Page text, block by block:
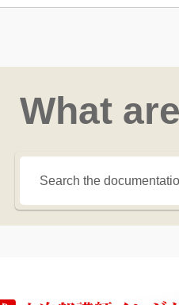
What